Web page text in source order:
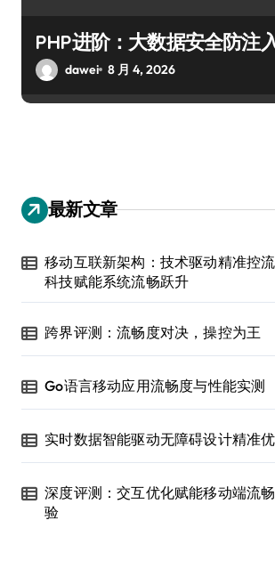
PHP进阶：大数据安全防注
dawei 8 月 4, 2026
最新文章
移动互联新架构：技术驱动精准控流
科技赋能系统流畅跃升
跨界评测：流畅度对决，操控为王
Go语言移动应用流畅度与性能实测
实时数据智能驱动无障碍设计精准
深度评测：交互优化赋能移动端流
验